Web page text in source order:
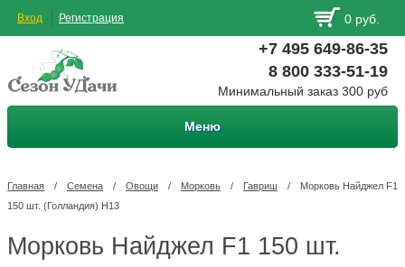
Вход Регистрация 0 руб.
+7 495 649-86-35
8 800 333-51-19
Минимальный заказ 300 руб
Меню
Главная / Семена / Овощи / Морковь / Гавриш /
Морковь Найджел F1
150 шт. (Голландия) Н13
Морковь Найджел F1 150 шт.